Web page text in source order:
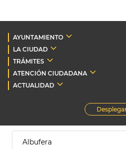
AYUNTAMIENTO
LA CIUDAD
TRÁMITES
ATENCIÓN CIUDADANA
ACTUALIDAD
Albufera